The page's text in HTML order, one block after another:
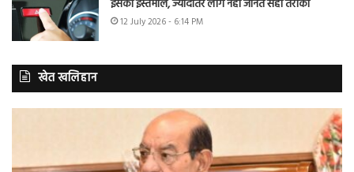
इसका इस्तेमाल, ज्यादातर लोग नहीं जानते सही तरीका
12 July 2026 - 6:14 PM
खेत खलिहान